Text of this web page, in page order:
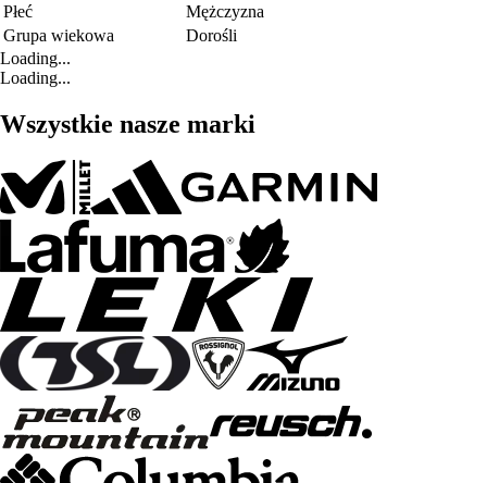
Płeć
Mężczyzna
Grupa wiekowa
Dorośli
Loading...
Loading...
Wszystkie nasze marki